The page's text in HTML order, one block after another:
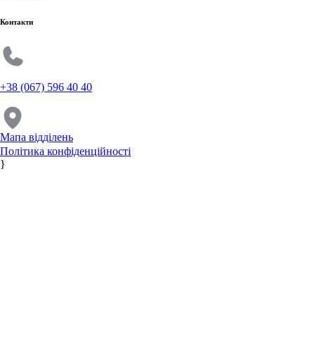
Контакти
+38 (067) 596 40 40
Мапа відділень
Політика конфіденційності
}